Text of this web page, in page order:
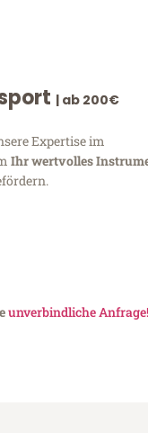
| ab 200€
Expertise im
Ihr wertvolles
unverbindliche Anfrage!